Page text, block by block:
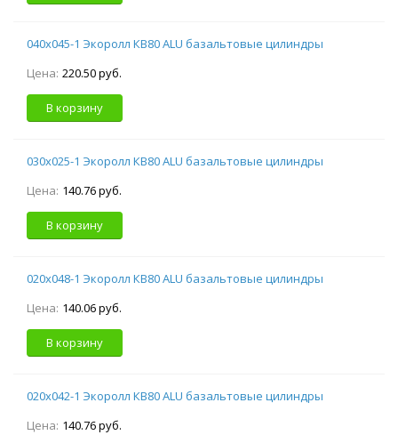
040х045-1 Экоролл КВ80 ALU базальтовые цилиндры
Цена: 220.50 руб.
В корзину
030х025-1 Экоролл КВ80 ALU базальтовые цилиндры
Цена: 140.76 руб.
В корзину
020х048-1 Экоролл КВ80 ALU базальтовые цилиндры
Цена: 140.06 руб.
В корзину
020х042-1 Экоролл КВ80 ALU базальтовые цилиндры
Цена: 140.76 руб.